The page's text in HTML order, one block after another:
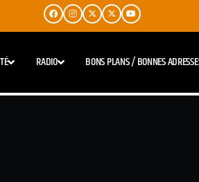
RADIO BONS PLANS / BONNES